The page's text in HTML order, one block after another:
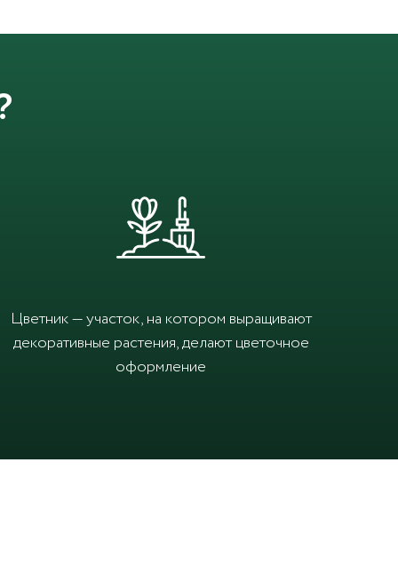
Цветник — участок, на котором выращивают
декоративные растения, делают цветочное
оформление